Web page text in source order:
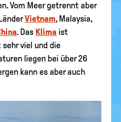
Vom Meer getrennt aber
Vietnam, Malaysia,
. Das Klima ist
viel und die
liegen bei über 26
kann es aber auch